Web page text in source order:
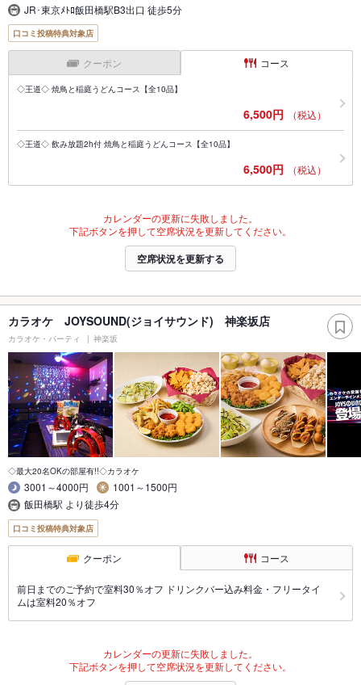
JR･東京ﾒﾄﾛ飯田橋駅B3出口 徒歩5分
口コミ投稿特典対象店
クーポン コース
◇王道◇ 焼鳥と稲庭うどんコース【全10品】
6,500円 （税込）
◇王道◇ 飲み放題2h付 焼鳥と稲庭うどんコース【全10品】
6,500円 （税込）
カレンダーの更新に失敗しました。
下記ボタンを押して空席状況を更新してください。
空席状況を更新する
カラオケ JOYSOUND(ジョイサウンド) 神楽坂店
カラオケ・パーティ 神楽坂
◇最大20名OKの部屋有!!◇カラオケ
3001～4000円
1001～1500円
飯田橋駅 より徒歩4分
口コミ投稿特典対象店
クーポン コース
前日までのご予約で室料30％オフ ドリンクバー込み料金・フリータイ
ムは室料20％オフ
カレンダーの更新に失敗しました。
下記ボタンを押して空席状況を更新してください。